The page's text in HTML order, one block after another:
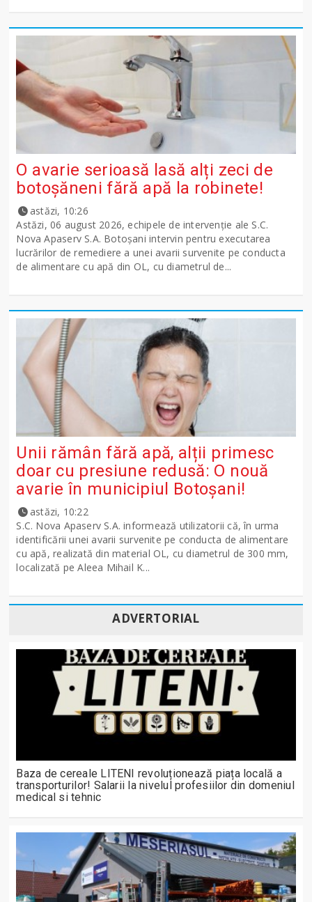
O avarie serioasă lasă alți zeci de
botoșăneni fără apă la robinete!
astăzi, 10:26
Astăzi, 06 august 2026, echipele de intervenție ale S.C.
Nova Apaserv S.A. Botoșani intervin pentru executarea
lucrărilor de remediere a unei avarii survenite pe conducta
de alimentare cu apă din OL, cu diametrul de...
Unii rămân fără apă, alții primesc
doar cu presiune redusă: O nouă
avarie în municipiul Botoșani!
astăzi, 10:22
S.C. Nova Apaserv S.A. informează utilizatorii că, în urma
identificării unei avarii survenite pe conducta de alimentare
cu apă, realizată din material OL, cu diametrul de 300 mm,
localizată pe Aleea Mihail K...
ADVERTORIAL
Baza de cereale LITENI revoluționează piața locală a
transporturilor! Salarii la nivelul profesiilor din domeniul
medical si tehnic